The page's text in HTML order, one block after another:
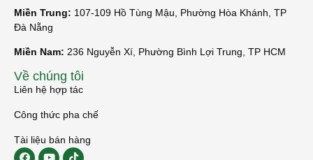
Miền Trung: 107-109 Hồ Tùng Mậu, Phường Hòa Khánh, TP
Đà Nẵng
Miền Nam: 236 Nguyễn Xí, Phường Bình Lợi Trung, TP HCM
Về chúng tôi
Liên hệ hợp tác
Công thức pha chế
Tài liệu bán hàng